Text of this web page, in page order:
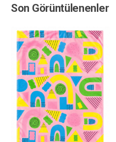
Son Görüntülenenler